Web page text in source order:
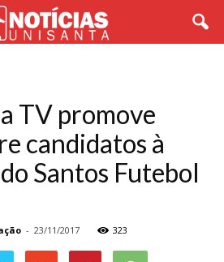
TV promove
candidatos à
Santos Futebol
- 23/11/2017 323